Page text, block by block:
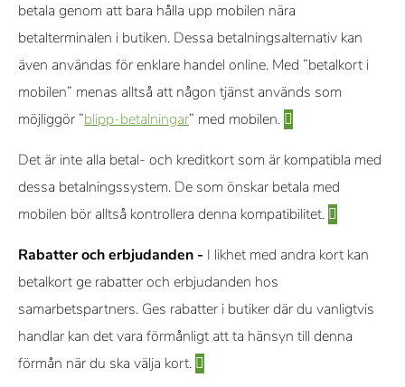
betala genom att bara hålla upp mobilen nära
betalterminalen i butiken. Dessa betalningsalternativ kan
även användas för enklare handel online. Med ”betalkort i
mobilen” menas alltså att någon tjänst används som
möjliggör ”blipp-betalningar” med mobilen.
Det är inte alla betal- och kreditkort som är kompatibla med
dessa betalningssystem. De som önskar betala med
mobilen bör alltså kontrollera denna kompatibilitet.
Rabatter och erbjudanden - I likhet med andra kort kan
betalkort ge rabatter och erbjudanden hos
samarbetspartners. Ges rabatter i butiker där du vanligtvis
handlar kan det vara förmånligt att ta hänsyn till denna
förmån när du ska välja kort.